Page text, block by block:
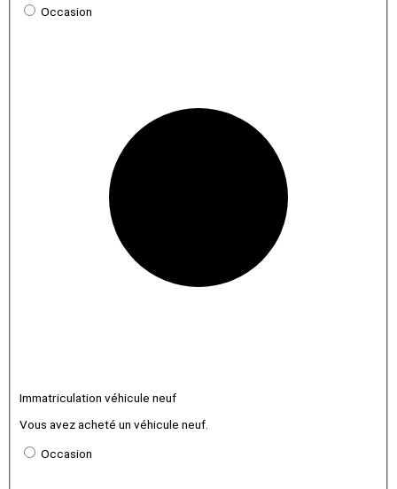
Occasion
Immatriculation véhicule neuf
Vous avez acheté un véhicule neuf.
Occasion